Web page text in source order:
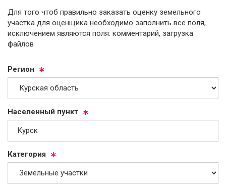
Для того чтоб правильно заказать оценку земельного
участка для оценщика необходимо заполнить все поля,
исключением являются поля: комментарий, загрузка
файлов
Ре­ги­он
На­се­лен­ный пункт
Ка­те­го­рия